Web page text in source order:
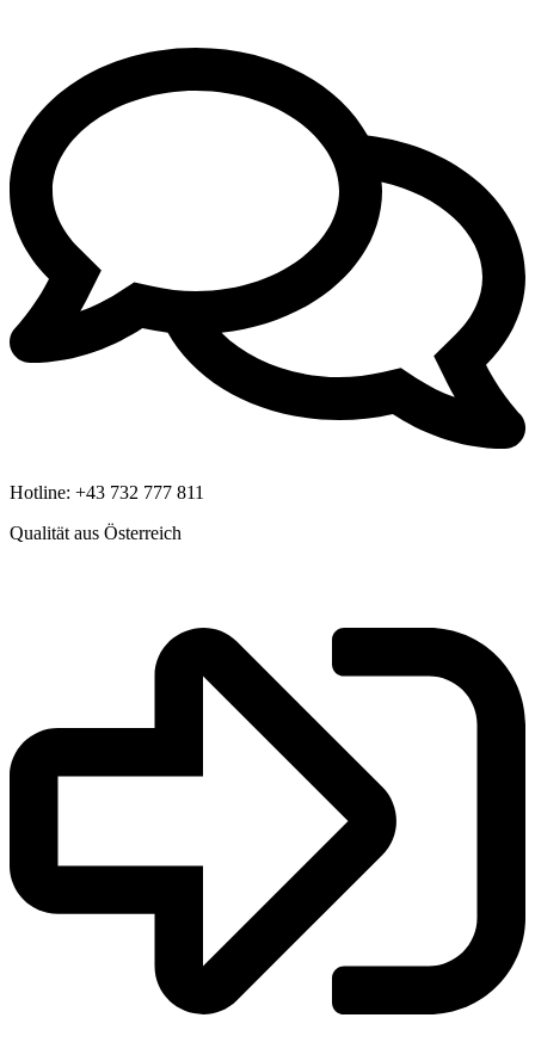
Hotline: +43 732 777 811
Qualität aus Österreich